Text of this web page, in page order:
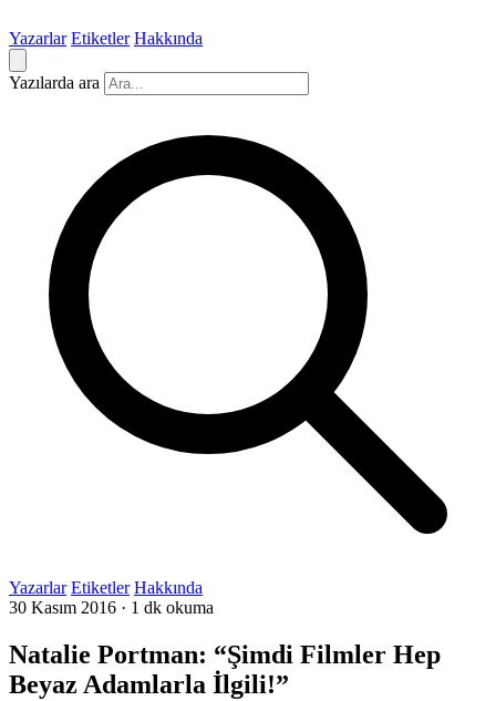
Yazarlar Etiketler Hakkında
Yazılarda ara
Yazarlar Etiketler Hakkında
30 Kasım 2016 · 1 dk okuma
Natalie Portman: “Şimdi Filmler Hep
Beyaz Adamlarla İlgili!”